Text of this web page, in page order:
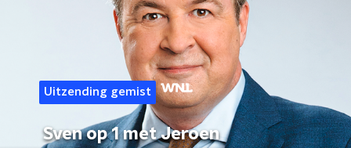
Uitzending gemist
Sven op 1 met Jeroen